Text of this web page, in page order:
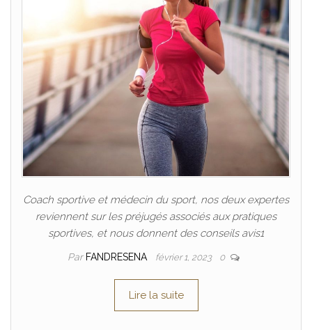
Coach sportive et médecin du sport, nos deux expertes
reviennent sur les préjugés associés aux pratiques
sportives, et nous donnent des conseils avis1
Par FANDRESENA février 1, 2023 0
Lire la suite